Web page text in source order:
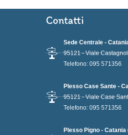
Contatti
Sede Centrale -
95121 - Viale
Telefono: 095 571356
Plesso Case Sante -
95121 - Viale Case
Telefono: 095 571356
Plesso Pigno - Catania